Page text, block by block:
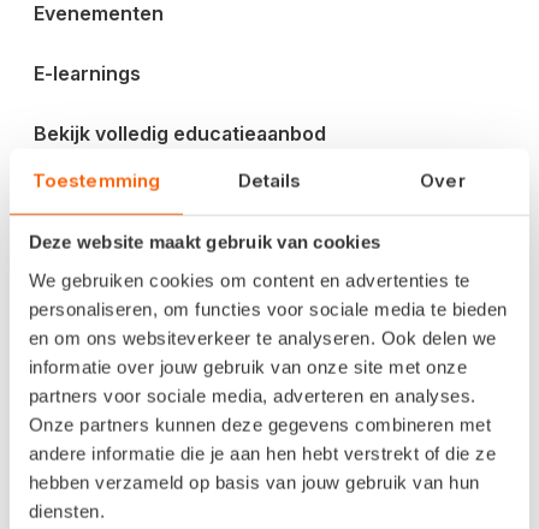
Toestemming Details Over
Deze website maakt gebruik van cookies
We gebruiken cookies om content en advertenties te
personaliseren, om functies voor sociale media te bieden
en om ons websiteverkeer te analyseren. Ook delen we
informatie over jouw gebruik van onze site met onze
partners voor sociale media, adverteren en analyses.
Onze partners kunnen deze gegevens combineren met
andere informatie die je aan hen hebt verstrekt of die ze
hebben verzameld op basis van jouw gebruik van hun
diensten.
Evenementen
E-learnings
Bekijk volledig educatieaanbod
Blog en inspiratie
Factureren
Btw-aangifte
Digitaliseren
Ondernemen
Veiligheid